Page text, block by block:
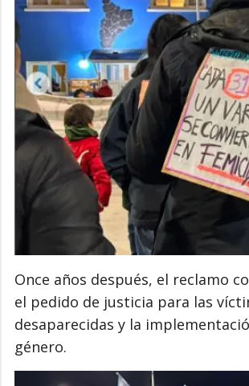
Once años después, el reclamo
el pedido de justicia para las
desaparecidas y la
género.